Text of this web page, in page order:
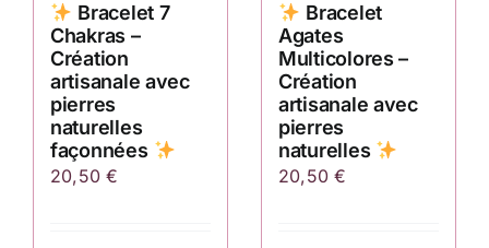
Bracelet 7
Chakras –
Création
artisanale avec
pierres
naturelles
façonnées
20,50€
Bracelet
Agates
Multicolores –
Création
artisanale avec
pierres
naturelles
20,50€